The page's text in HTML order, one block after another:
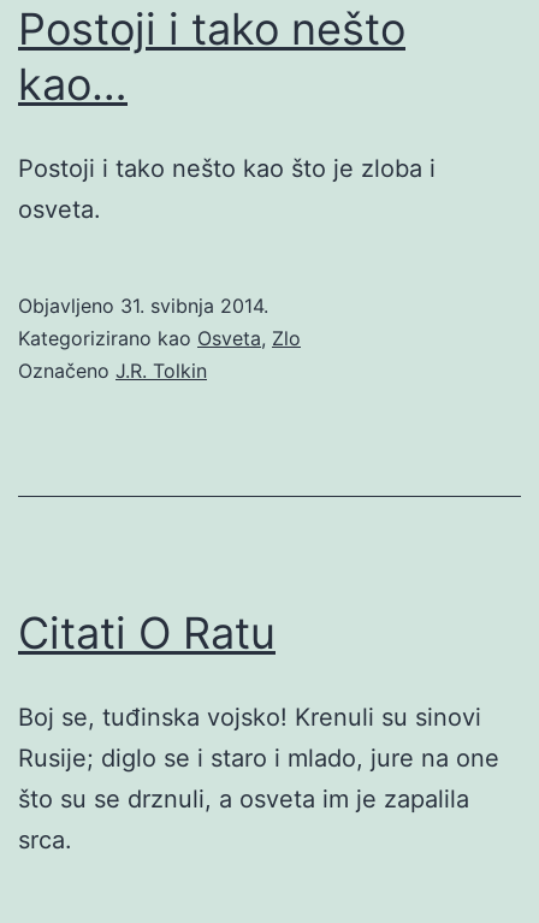
Postoji i tako nešto
kao…
Postoji i tako nešto kao što je zloba i
osveta.
Objavljeno 31. svibnja 2014.
Kategorizirano kao Osveta, Zlo
Označeno J.R. Tolkin
Citati O Ratu
Boj se, tuđinska vojsko! Krenuli su sinovi
Rusije; diglo se i staro i mlado, jure na one
što su se drznuli, a osveta im je zapalila
srca.